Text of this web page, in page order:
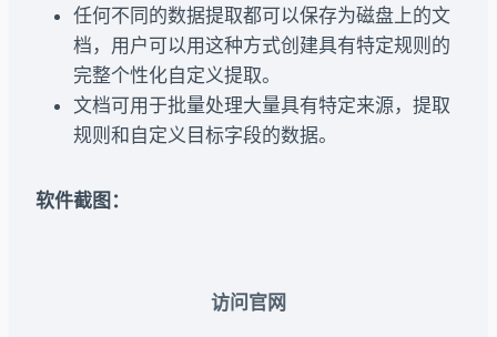
任何不同的数据提取都可以保存为磁盘上的文
档，用户可以用这种方式创建具有特定规则的
完整个性化自定义提取。
文档可用于批量处理大量具有特定来源，提取
规则和自定义目标字段的数据。
软件截图：
访问官网